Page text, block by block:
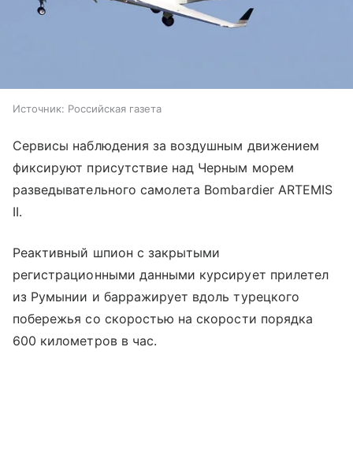
Источник: Российская газета
Сервисы наблюдения за воздушным движением
фиксируют присутствие над Черным морем
разведывательного самолета Bombardier ARTEMIS
II.
Реактивный шпион с закрытыми
регистрационными данными курсирует прилетел
из Румынии и барражирует вдоль турецкого
побережья со скоростью на скорости порядка
600 километров в час.